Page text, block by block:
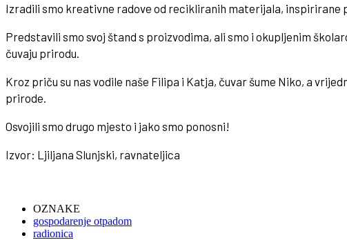
Izradili smo kreativne radove od recikliranih materijala, inspirirane
Predstavili smo svoj štand s proizvodima, ali smo i okupljenim
čuvaju prirodu.
Kroz priču su nas vodile naše Filipa i Katja, čuvar šume Niko, a
prirode.
Osvojili smo drugo mjesto i jako smo ponosni!
Izvor: Ljiljana Slunjski, ravnateljica
OZNAKE
gospodarenje otpadom
radionica